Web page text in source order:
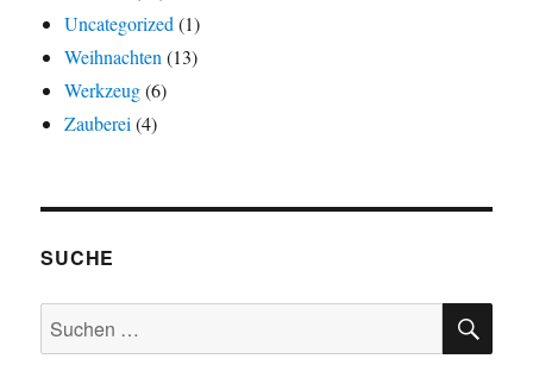
Uncategorized(1)
Weihnachten(13)
Werkzeug(6)
Zauberei(4)
SUCHE
Suchen
nach: